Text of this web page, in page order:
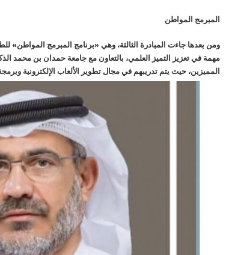
المبرمج المواطن
مهمة في تعزيز التميز العلمي، بالتعاون مع جامعة حمدان بن محمد
المميزين، حيث يتم تدريبهم في مجال تطوير الألعاب الإلكترونية